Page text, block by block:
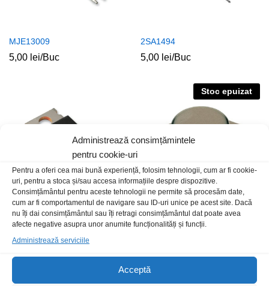
Administrează consimțămintele
pentru cookie-uri
Pentru a oferi cea mai bună experiență, folosim tehnologii, cum ar fi cookie-
uri, pentru a stoca și/sau accesa informațiile despre dispozitive.
Consimțământul pentru aceste tehnologii ne permite să procesăm date,
cum ar fi comportamentul de navigare sau ID-uri unice pe acest site. Dacă
nu îți dai consimțământul sau îți retragi consimțământul dat poate avea
afecte negative asupra unor anumite funcționalități și funcții.
Administrează serviciile
Acceptă
MJE13009
5,00 lei/Buc
2SA1494
5,00 lei/Buc
TIP42C
Stoc epuizat
BUY69A
92,00 lei /Buc
Stoc epuizat